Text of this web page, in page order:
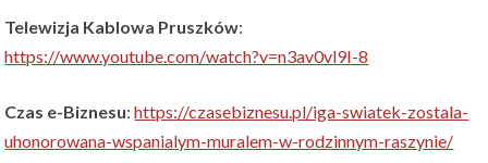
Telewizja Kablowa Pruszków:
https://www.youtube.com/watch?v=n3av0vl9I-8
Czas e-Biznesu:https://czasebiznesu.pl/iga-swiatek-zostala-
uhonorowana-wspanialym-muralem-w-rodzinnym-raszynie/